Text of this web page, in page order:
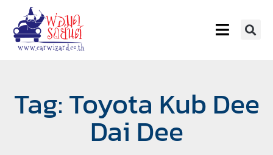
Tag: Toyota Kub Dee
Dai Dee